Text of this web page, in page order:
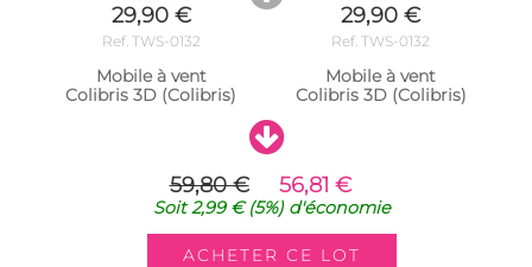
29,90 €
Ref. TWS-0132
Mobile à vent
Colibris 3D (Colibris)
29,90 €
Ref. TWS-0132
Mobile à vent
Colibris 3D (Colibris)
59,80 € 56,81 €
Soit2,99 €(5%) d'économie